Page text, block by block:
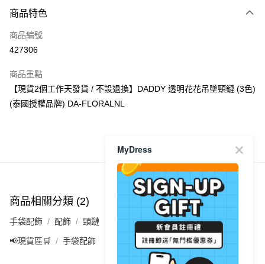
信用卡
Apple Pay
PayMe
WeChat Pay
每筆HK$40.00，滿HK$350.00或以上免運費
付款後順豐站及營業點
每筆HK$40.00，滿HK$350.00或以上免運費
每筆HK$40.00，滿HK$350.00或以上免運費
商品特色
商品編號
427306
商品重點
【現貨2個工作天發貨 / 不設退換】DADDY 透明花花吊墜頸鏈 (3色)
(泰國授權品牌) DA-FLORALNL
商品推薦
商品相關分類 (2)
手袋配飾 配飾 頸鏈
📢現貨區🛒 手袋配飾
MyDress